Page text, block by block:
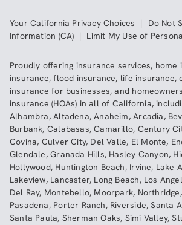
Your California Privacy Choices | Do Not
Information (CA) | Limit My Use of
Proudly offering insurance services, home
insurance,flood insurance, life insurance,
insurance for businesses, and
insurance (HOAs) in all of California,
Alhambra,Altadena,Anaheim,Arcadia,
Burbank, Calabasas,Camarillo, Century
Covina, Culver City, Del Valle, El Monte,
Glendale,Granada Hills, Hasley Canyon,
Hollywood, Huntington Beach, Irvine, Lake
Lakeview, Lancaster, Long Beach, Los
Del Ray, Montebello, Moorpark, Northridge
Pasadena, Porter Ranch, Riverside,Santa
Santa Paula, Sherman Oaks, Simi Valley,